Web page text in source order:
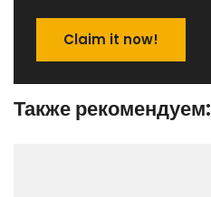
Claim it now!
Также рекомендуем: